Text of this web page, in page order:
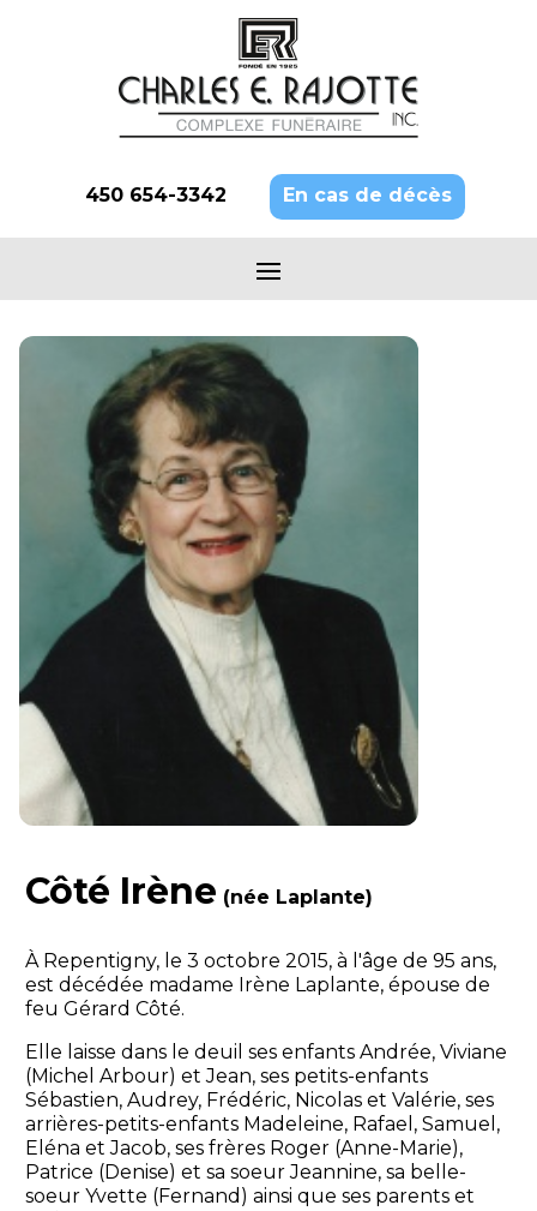
450 654-3342 En cas de décès
Côté Irène (née Laplante)
À Repentigny, le 3 octobre 2015, à l'âge de 95 ans,
est décédée madame Irène Laplante, épouse de
feu Gérard Côté.
Elle laisse dans le deuil ses enfants Andrée, Viviane
(Michel Arbour) et Jean, ses petits-enfants
Sébastien, Audrey, Frédéric, Nicolas et Valérie, ses
arrières-petits-enfants Madeleine, Rafael, Samuel,
Eléna et Jacob, ses frères Roger (Anne-Marie),
Patrice (Denise) et sa soeur Jeannine, sa belle-
soeur Yvette (Fernand) ainsi que ses parents et